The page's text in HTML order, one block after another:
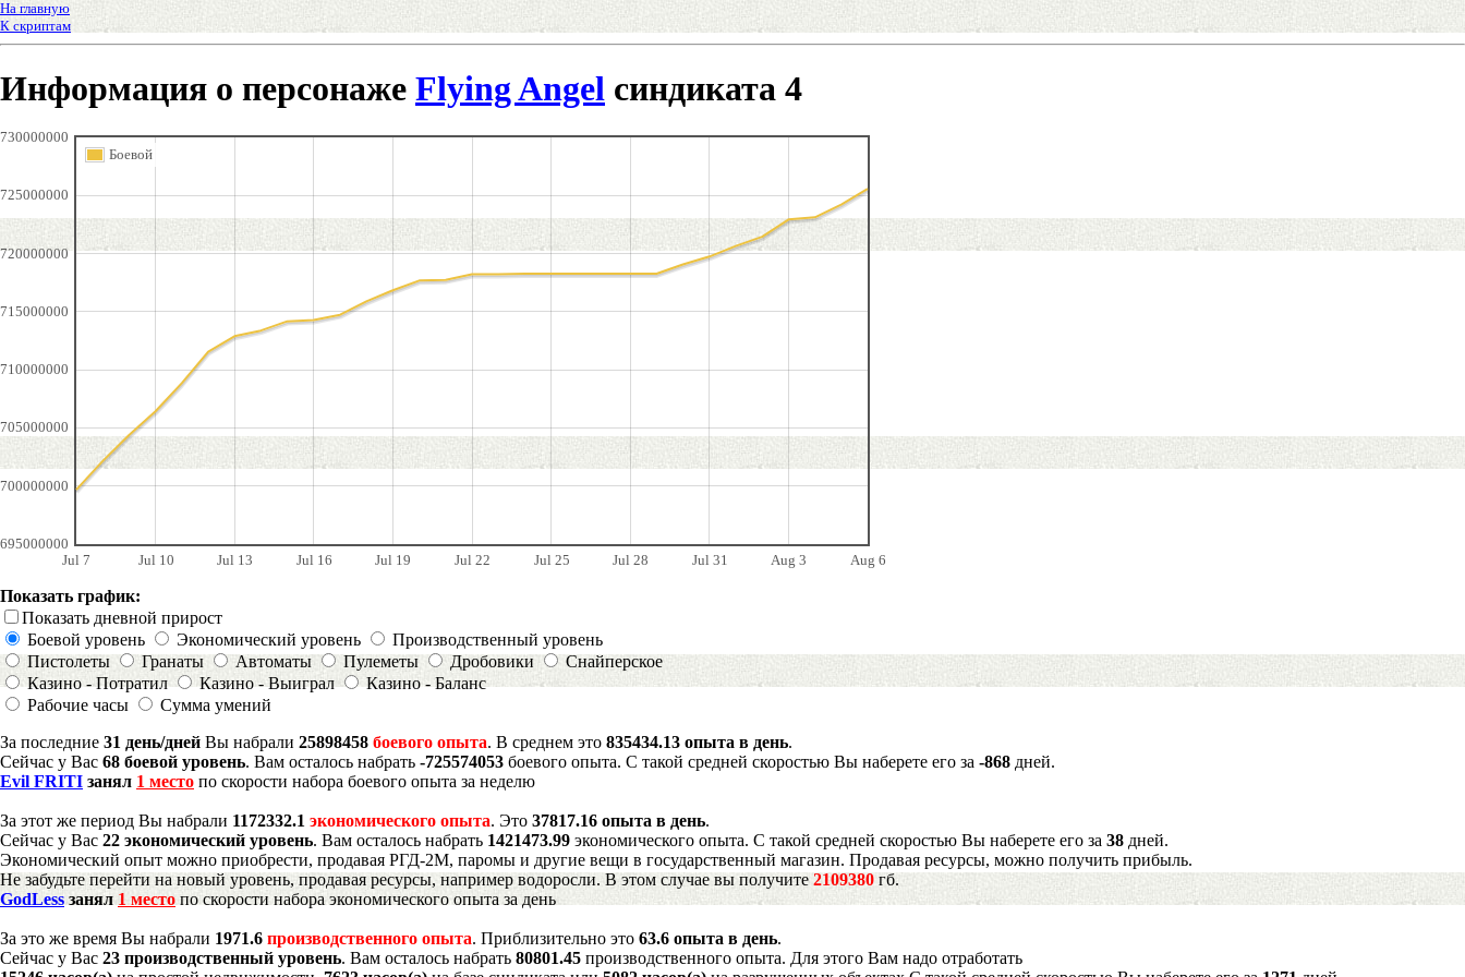
На главную
К скриптам
Информация о персонаже Flying Angel синдиката 4
Jul 7 Jul 10 Jul 13 Jul 16 Jul 19 Jul 22 Jul 25 Jul 28 Jul 31 Aug 3 Aug 6
695000000
700000000
705000000
710000000
715000000
720000000
725000000
730000000
Боевой
Показать график:
Показать дневной прирост
Боевой уровень
Экономический уровень
Производственный уровень
Пистолеты
Гранаты Автоматы Пулеметы Дробовики
Снайперское
Казино - Потратил
Казино - Выиграл
Казино - Баланс
Рабочие часы
Сумма умений
За последние 31 день/дней Вы набрали 25898458 боевого опыта. В среднем это 835434.13 опыта в день.
Сейчас у Вас 68 боевой уровень. Вам осталось набрать -725574053 боевого опыта. С такой средней скоростью Вы наберете его за -868 дней.
Evil FRITI занял 1 место по скорости набора боевого опыта за неделю
За этот же период Вы набрали 1172332.1 экономического опыта. Это 37817.16 опыта в день.
Сейчас у Вас 22 экономический уровень. Вам осталось набрать 1421473.99 экономического опыта. С такой средней скоростью Вы наберете его за 38 дней.
Экономический опыт можно приобрести, продавая РГД-2М, паромы и другие вещи в государственный магазин. Продавая ресурсы, можно получить прибыль.
Не забудьте перейти на новый уровень, продавая ресурсы, например водоросли. В этом случае вы получите 2109380 гб.
GodLess занял 1 место по скорости набора экономического опыта за день
За это же время Вы набрали 1971.6 производственного опыта. Приблизительно это 63.6 опыта в день.
Сейчас у Вас 23 производственный уровень. Вам осталось набрать 80801.45 производственного опыта. Для этого Вам надо отработать